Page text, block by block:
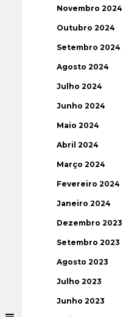
Novembro 2024
Outubro 2024
Setembro 2024
Agosto 2024
Julho 2024
Junho 2024
Maio 2024
Abril 2024
Março 2024
Fevereiro 2024
Janeiro 2024
Dezembro 2023
Setembro 2023
Agosto 2023
Julho 2023
Junho 2023